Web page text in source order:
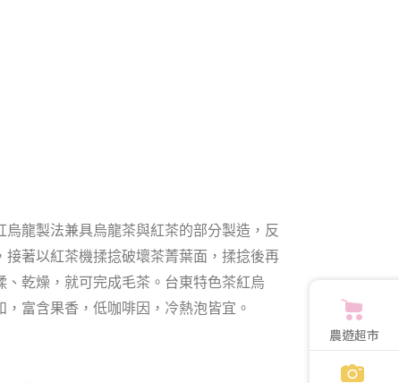
龍製法兼具烏龍茶與紅茶的部分製造，反
著以紅茶機揉捻破壞茶菁葉面，揉捻後再
乾燥，就可完成毛茶。台東特色茶紅烏
富含果香，低咖啡因，冷熱泡皆宜。
農遊超市